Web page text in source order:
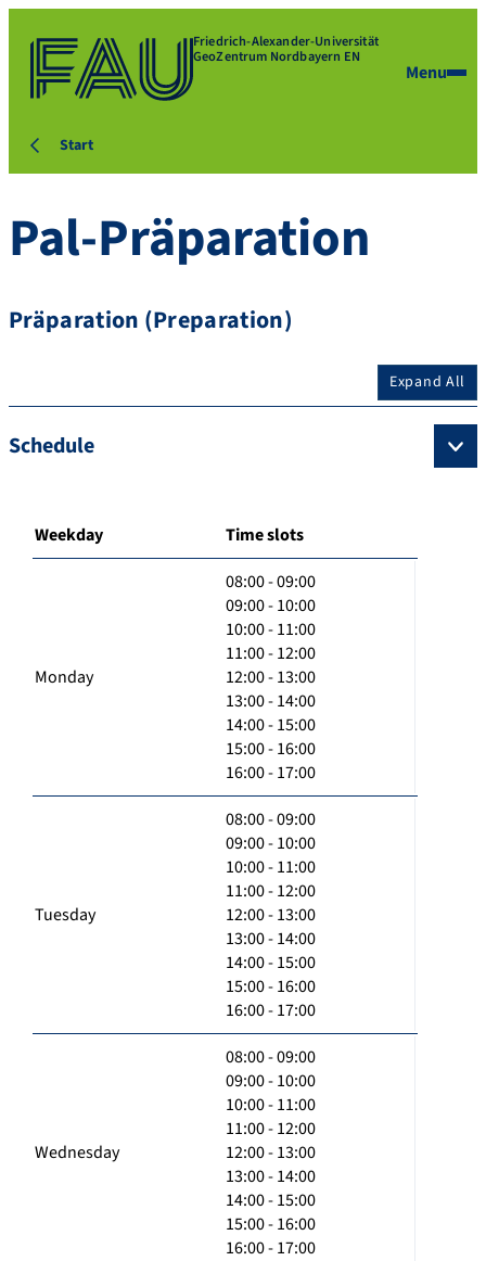
Friedrich-Alexander-Universität
GeoZentrum Nordbayern EN
Menu
Start
Pal-Präparation
Präparation (Preparation)
Expand All
Schedule
Weekday Time slots
Monday
08:00 - 09:00
09:00 - 10:00
10:00 - 11:00
11:00 - 12:00
12:00 - 13:00
13:00 - 14:00
14:00 - 15:00
15:00 - 16:00
16:00 - 17:00
Tuesday
08:00 - 09:00
09:00 - 10:00
10:00 - 11:00
11:00 - 12:00
12:00 - 13:00
13:00 - 14:00
14:00 - 15:00
15:00 - 16:00
16:00 - 17:00
Wednesday
08:00 - 09:00
09:00 - 10:00
10:00 - 11:00
11:00 - 12:00
12:00 - 13:00
13:00 - 14:00
14:00 - 15:00
15:00 - 16:00
16:00 - 17:00